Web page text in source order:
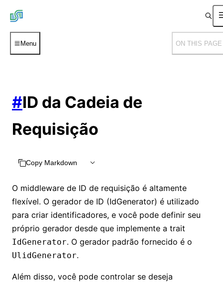
Menu ON THIS PAGE
#ID da Cadeia de
Requisição
Copy Markdown
O middleware de ID de requisição é altamente
flexível. O gerador de ID (IdGenerator) é utilizado
para criar identificadores, e você pode definir seu
próprio gerador desde que implemente a trait
IdGenerator. O gerador padrão fornecido é o
UlidGenerator.
Além disso, você pode controlar se deseja